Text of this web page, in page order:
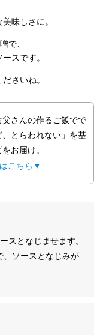
味しさに。
で、
スです。
さいね。
さんの作るご飯でで
とらわれない」を基
お届け。
こちら▼
スとなじませます。
、ソースとなじみが